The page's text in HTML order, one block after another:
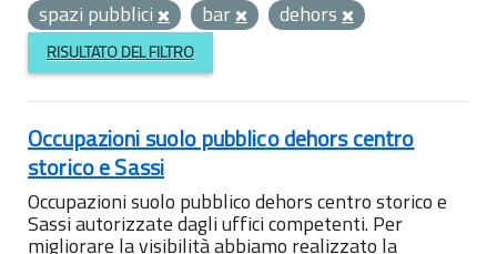
spazi pubblici
bar dehors
RISULTATO DEL FILTRO
Occupazioni suolo pubblico dehors centro
storico e Sassi
Occupazioni suolo pubblico dehors centro storico e
Sassi autorizzate dagli uffici competenti. Per
migliorare la visibilità abbiamo realizzato la